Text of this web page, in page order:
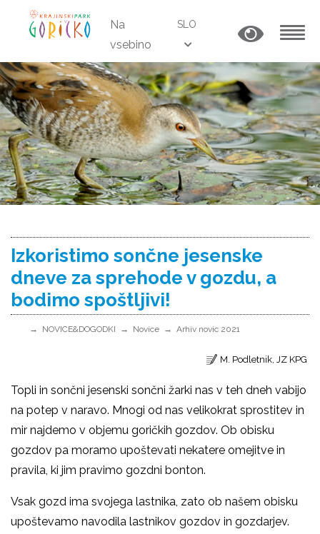
Na
vsebino
SLO
Izkoristimo sončne jesenske
dneve za sprehode v gozdu, a
bodimo spoštljivi!
NOVICE&DOGODKI Novice Arhiv novic 2021
M. Podletnik, JZ KPG
Topli in sončni jesenski sončni žarki nas v teh dneh vabijo
na potep v naravo. Mnogi od nas velikokrat sprostitev in
mir najdemo v objemu goričkih gozdov. Ob obisku
gozdov pa moramo upoštevati nekatere omejitve in
pravila, ki jim pravimo gozdni bonton.
Vsak gozd ima svojega lastnika, zato ob našem obisku
upoštevamo navodila lastnikov gozdov in gozdarjev.